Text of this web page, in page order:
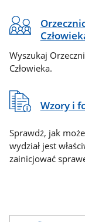
Wyszukaj
Człowieka.
Wzory i
Sprawdź, jak
wydział jest
zainicjować